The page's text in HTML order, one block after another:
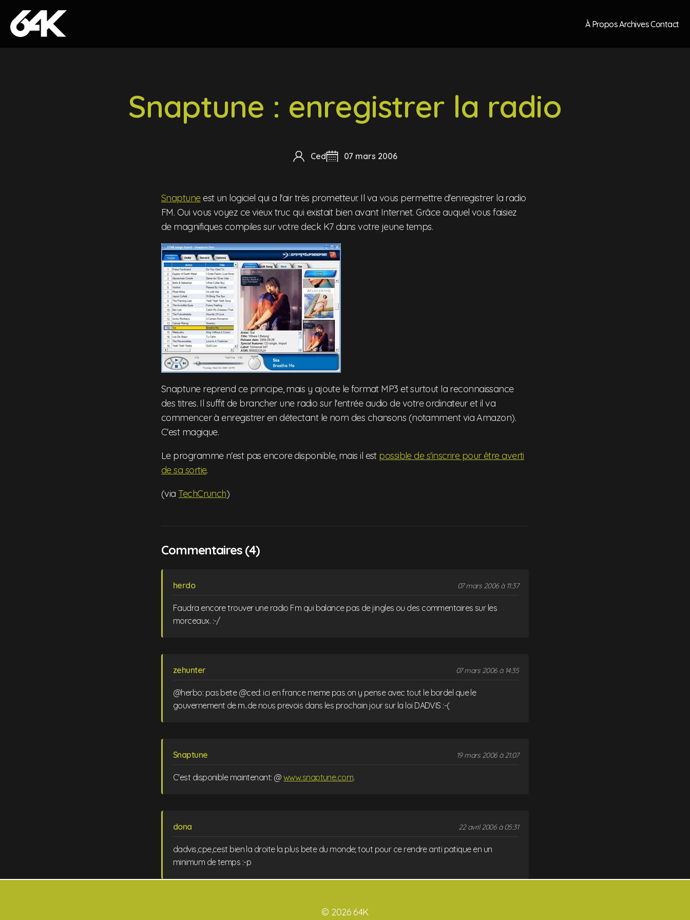
Skip to content
À ProposArchivesContact
Snaptune : enregistrer la radio
Ced 07 mars 2006
Snaptuneest un logiciel qui a l'air très prometteur. Il va vous permettre d'enregistrer la radio
FM. Oui vous voyez ce vieux truc qui existait bien avant Internet. Grâce auquel vous faisiez
de magnifiques compiles sur votre deck K7 dans votre jeune temps.
Snaptune reprend ce principe, mais y ajoute le format MP3 et surtout la reconnaissance
des titres. Il suffit de brancher une radio sur l'entrée audio de votre ordinateur et il va
commencer à enregistrer en détectant le nom des chansons (notamment via Amazon).
C'est magique.
Le programme n'est pas encore disponible, mais il est possible de s'inscrire pour être averti
de sa sortie.
(viaTechCrunch)
Commentaires (4)
herdo 07 mars 2006 à 11:37
Faudra encore trouver une radio Fm qui balance pas de jingles ou des commentaires sur les
morceaux. :-/
zehunter 07 mars 2006 à 14:35
@herbo: pas bete @ced: ici en france meme pas on y pense avec tout le bordel que le
gouvernement de m..de nous prevois dans les prochain jour sur la loi DADVIS :-(
Snaptune 19 mars 2006 à 21:07
C'est disponible maintenant: @ www.snaptune.com.
dona 22 avril 2006 à 05:31
dadvis,cpe,cest bien la droite la plus bete du monde; tout pour ce rendre anti patique en un
minimum de temps :-p
© 2026 64K